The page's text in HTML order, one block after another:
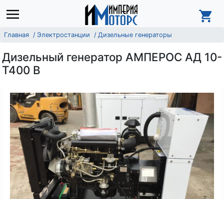
Главная Электростанции Дизельные генераторы
Дизельный генератор АМПЕРОС АД 10-
Т400 B